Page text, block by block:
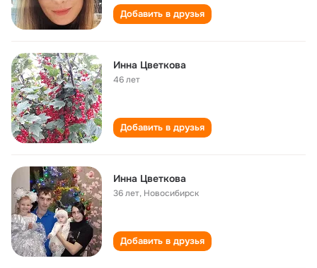
Добавить в друзья
Инна Цветкова
46 лет
Добавить в друзья
Инна Цветкова
36 лет, Новосибирск
Добавить в друзья